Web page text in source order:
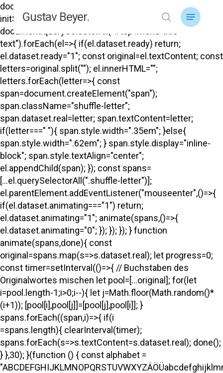
document.addEventListener("DOMContentLoaded",
initShuffle); function initShuffle(){
document.querySelectorAll("#top .menu-title-
text").forEach(el=>{ if(el.dataset.ready) return;
el.dataset.ready="1"; const original=el.textContent; const
letters=original.split(""); el.innerHTML="";
letters.forEach(letter=>{ const
span=document.createElement("span");
span.className="shuffle-letter";
span.dataset.real=letter; span.textContent=letter;
if(letter===" "){ span.style.width=".35em"; }else{
span.style.width=".62em"; } span.style.display="inline-
block"; span.style.textAlign="center";
el.appendChild(span); }); const spans=
[...el.querySelectorAll(".shuffle-letter")];
el.parentElement.addEventListener("mouseenter",()=>{
if(el.dataset.animating==="1") return;
el.dataset.animating="1"; animate(spans,()=>{
el.dataset.animating="0"; }); }); }); } function
animate(spans,done){ const
original=spans.map(s=>s.dataset.real); let progress=0;
const timer=setInterval(()=>{ // Buchstaben des
Originalwortes mischen let pool=[...original]; for(let
i=pool.length-1;i>0;i--){ let j=Math.floor(Math.random()*
(i+1)); [pool[i],pool[j]]=[pool[j],pool[i]]; }
spans.forEach((span,i)=>{ if(i
=spans.length){ clearInterval(timer);
spans.forEach(s=>s.textContent=s.dataset.real); done();
} },30); }(function () { const alphabet =
Skip
to
main
content
Gustav Beyer. search
Menu